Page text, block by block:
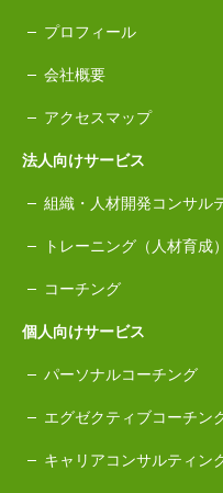
プロフィール
会社概要
アクセスマップ
法人向けサービス
組織・人材開発コンサル
トレーニング（人材育成）
コーチング
個人向けサービス
パーソナルコーチング
エグゼクティブコーチン
キャリアコンサルティン